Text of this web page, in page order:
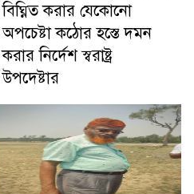
বিঘ্নিত করার যেকোনো
অপচেষ্টা কঠোর হস্তে দমন
করার নির্দেশ স্বরাষ্ট্র
উপদেষ্টার